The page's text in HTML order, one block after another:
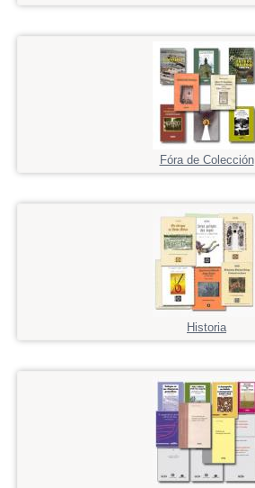
Fóra de Colección
Historia